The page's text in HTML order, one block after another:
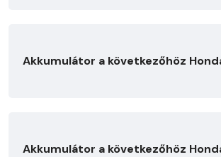
Akkumulátor a következőhöz
Akkumulátor a következőhöz